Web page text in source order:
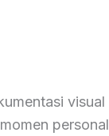
visual
personal